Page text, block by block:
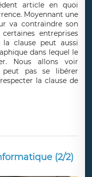
article en quoi
Moyennant une
va contraindre son
entreprises
clause peut aussi
dans lequel le
Nous allons voir
pas se libérer
la clause de
(2/2)